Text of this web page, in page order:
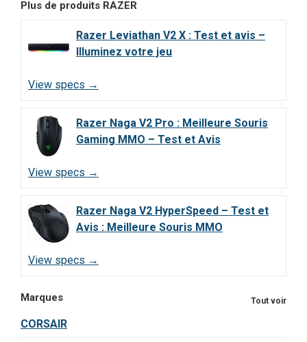
Plus de produits RAZER
Razer Leviathan V2 X : Test et avis –
Illuminez votre jeu
View specs →
Razer Naga V2 Pro : Meilleure Souris
Gaming MMO – Test et Avis
View specs →
Razer Naga V2 HyperSpeed – Test et
Avis : Meilleure Souris MMO
View specs →
Marques Tout voir
CORSAIR